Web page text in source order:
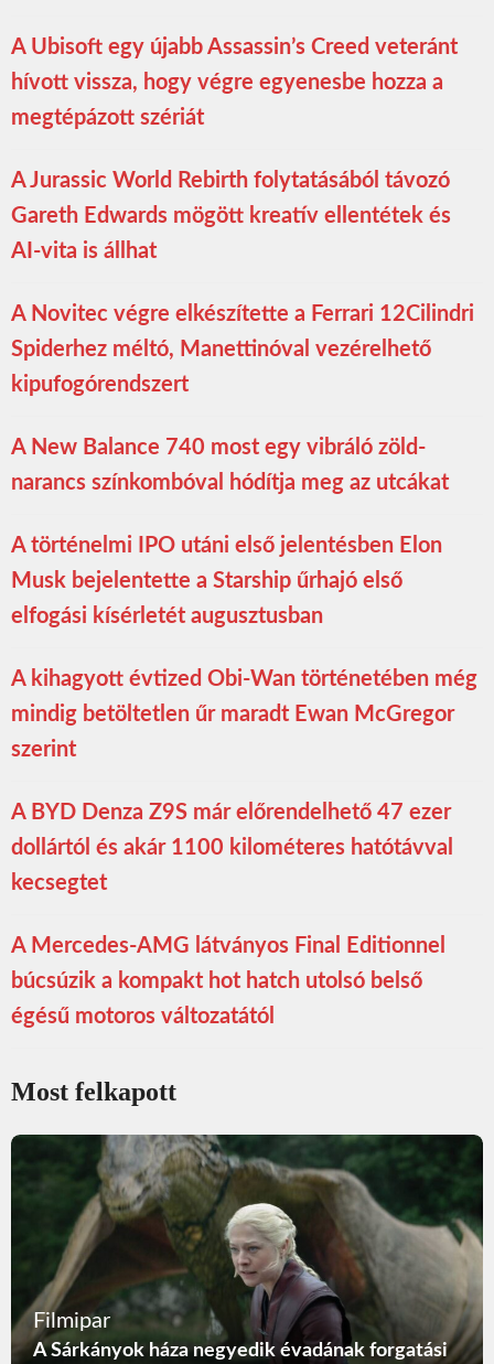
A Ubisoft egy újabb Assassin’s Creed veteránt
hívott vissza, hogy végre egyenesbe hozza a
megtépázott szériát
A Jurassic World Rebirth folytatásából távozó
Gareth Edwards mögött kreatív ellentétek és
AI-vita is állhat
A Novitec végre elkészítette a Ferrari 12Cilindri
Spiderhez méltó, Manettinóval vezérelhető
kipufogórendszert
A New Balance 740 most egy vibráló zöld-
narancs színkombóval hódítja meg az utcákat
A történelmi IPO utáni első jelentésben Elon
Musk bejelentette a Starship űrhajó első
elfogási kísérletét augusztusban
A kihagyott évtized Obi-Wan történetében még
mindig betöltetlen űr maradt Ewan McGregor
szerint
A BYD Denza Z9S már előrendelhető 47 ezer
dollártól és akár 1100 kilométeres hatótávval
kecsegtet
A Mercedes-AMG látványos Final Editionnel
búcsúzik a kompakt hot hatch utolsó belső
égésű motoros változatától
Most felkapott
Filmipar
A Sárkányok háza negyedik évadának forgatási